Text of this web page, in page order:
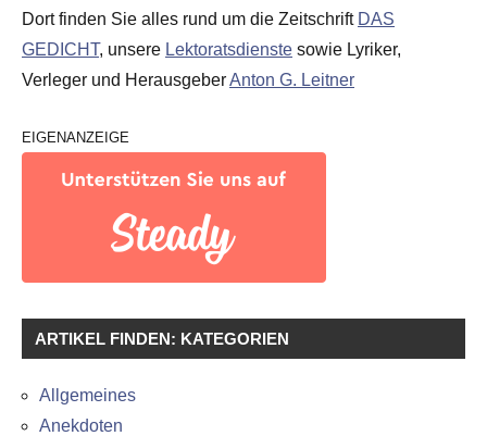
Dort finden Sie alles rund um die Zeitschrift DAS
GEDICHT, unsere Lektoratsdienste sowie Lyriker,
Verleger und HerausgeberAnton G. Leitner
EIGENANZEIGE
ARTIKEL FINDEN: KATEGORIEN
Allgemeines
Anekdoten